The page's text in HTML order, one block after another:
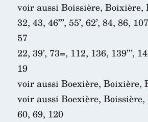
voir aussi Boissière, Boixière,
32, 43, 46’’’, 55’, 62’, 84, 86,
57
22, 39’, 73=, 112, 136, 139’’’,
19
voir aussi Boexière, Boixière,
voir aussi Boexière,
60, 69, 120